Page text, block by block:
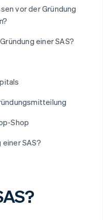
vor der Gründung
einer SAS?
Shop
SAS?